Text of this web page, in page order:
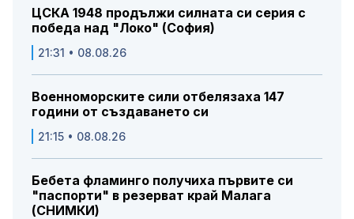
ЦСКА 1948 продължи силната си серия с
победа над "Локо" (София)
21:31 • 08.08.26
Военноморските сили отбелязаха 147
години от създаването си
21:15 • 08.08.26
Бебета фламинго получиха първите си
"паспорти" в резерват край Малага
(СНИМКИ)